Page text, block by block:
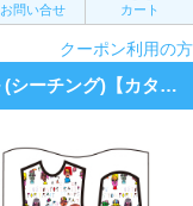
お問い合せ カート
クーポン利用の方
100cmサイズ TP034 フリルキャミソール (シーチング)【カタヌノ 切って縫うだけ!】